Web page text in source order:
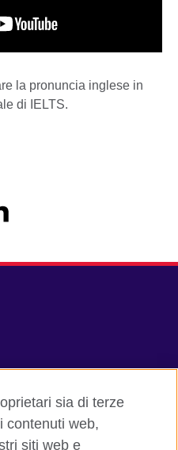
la pronuncia inglese in
di IELTS.
sia di terze
contenuti web,
siti web e